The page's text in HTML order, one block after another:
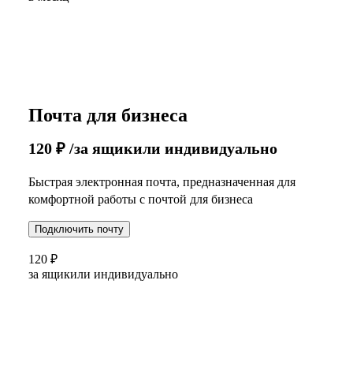
Почта для бизнеса
120 ₽ /за ящикили индивидуально
Быстрая электронная почта, предназначенная для
комфортной работы с почтой для бизнеса
Подключить почту
120 ₽
за ящикили индивидуально